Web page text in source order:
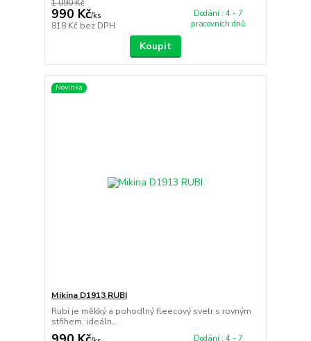
1 090 Kč
990 Kč/ks
818 Kč bez DPH
Dodání : 4 - 7
pracovních dnů
Koupit
Novinka
Mikina D1913 RUBI
Rubi je měkký a pohodlný fleecový svetr s rovným
střihem, ideáln...
Dodání : 4 - 7